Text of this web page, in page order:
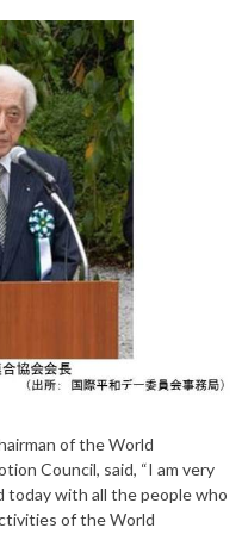
of the World
Council, said, “I am very
today with all the people who
of the World